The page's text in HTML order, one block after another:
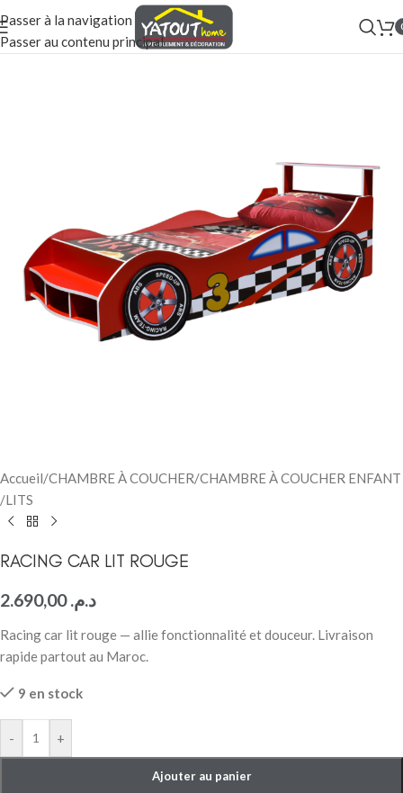
Passer à la navigation
Passer au contenu principal
Accueil/CHAMBRE À COUCHER/CHAMBRE À COUCHER ENFANT
/LITS
RACING CAR LIT ROUGE
د.م.2.690,00
Racing car lit rouge — allie fonctionnalité et douceur. Livraison
rapide partout au Maroc.
9 en stock
- +
Ajouter au panier